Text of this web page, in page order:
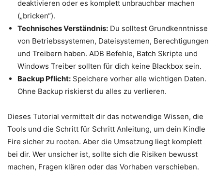
deaktivieren oder es komplett unbrauchbar machen
(„bricken“).
Technisches Verständnis: Du solltest Grundkenntnisse
von Betriebssystemen, Dateisystemen, Berechtigungen
und Treibern haben. ADB Befehle, Batch Skripte und
Windows Treiber sollten für dich keine Blackbox sein.
Backup Pflicht: Speichere vorher alle wichtigen Daten.
Ohne Backup riskierst du alles zu verlieren.
Dieses Tutorial vermittelt dir das notwendige Wissen, die
Tools und die Schritt für Schritt Anleitung, um dein Kindle
Fire sicher zu rooten. Aber die Umsetzung liegt komplett
bei dir. Wer unsicher ist, sollte sich die Risiken bewusst
machen, Fragen klären oder das Vorhaben verschieben.